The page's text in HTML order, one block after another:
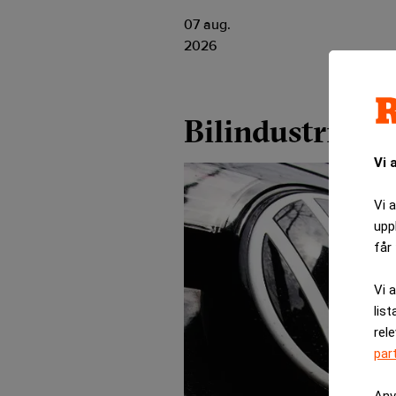
Vi
Vi
får
Vi
07 aug.
2026
Bilindustrin